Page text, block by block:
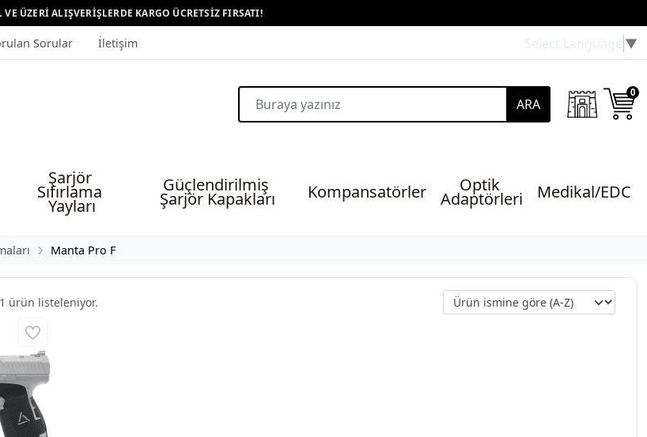
VE ÜZERİ ALIŞVERİŞLERDE KARGO ÜCRETSİZ FIRSATI!
Sorular İletişim ▼
ARA
0
Şarjör
Sıfırlama
Yayları
Güçlendirilmiş
Şarjör Kapakları Kompansatörler Optik
Adaptörleri Medikal/EDC
Manta Pro F
1 ürün listeleniyor.